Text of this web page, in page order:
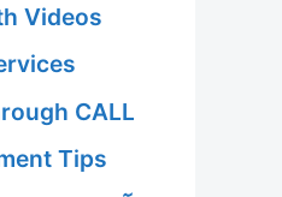
Videos
CALL
Tips